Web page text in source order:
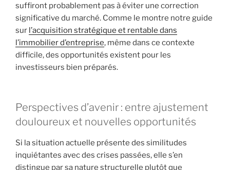
suffiront probablement pas à éviter une correction
significative du marché. Comme le montre notre guide
sur l’acquisition stratégique et rentable dans
l’immobilier d’entreprise, même dans ce contexte
difficile, des opportunités existent pour les
investisseurs bien préparés.
Perspectives d’avenir : entre ajustement
douloureux et nouvelles opportunités
Si la situation actuelle présente des similitudes
inquiétantes avec des crises passées, elle s’en
distingue par sa nature structurelle plutôt que